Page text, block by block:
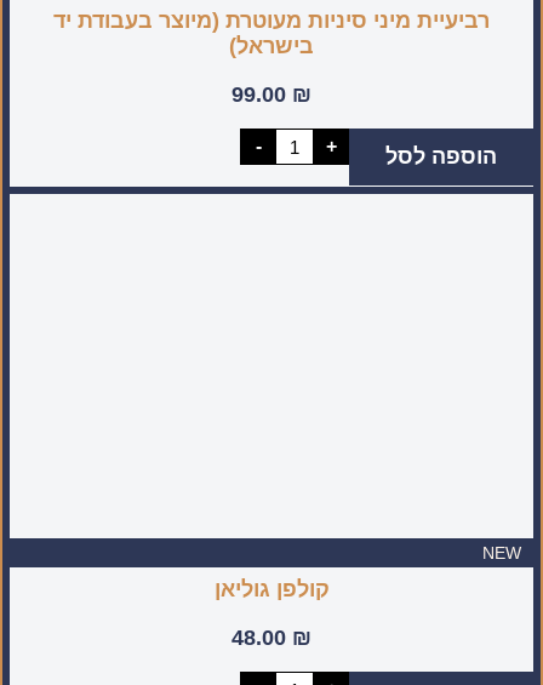
רביעיית מיני סיניות מעוטרת (מיוצר בעבודת יד
בישראל)
99.00 ₪
-
כמות
של
מיני
+ הוספה לסל
NEW
קולפן גוליאן
48.00 ₪
כמות